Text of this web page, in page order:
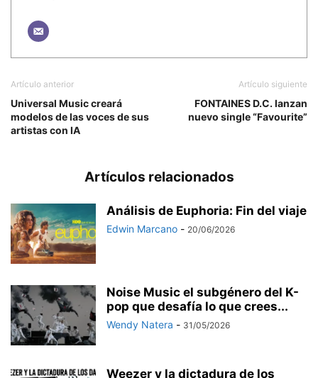
Artículo anterior
Universal Music creará
modelos de las voces de sus
artistas con IA
Artículo siguiente
FONTAINES D.C. lanzan
nuevo single “Favourite”
Artículos relacionados
Análisis de Euphoria: Fin del viaje
Edwin Marcano - 20/06/2026
Noise Music el subgénero del K-
pop que desafía lo que crees...
Wendy Natera - 31/05/2026
Weezer y la dictadura de los